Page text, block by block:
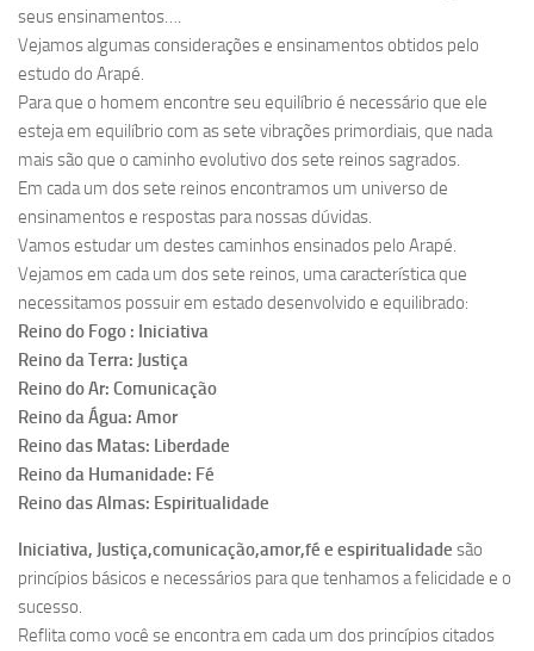
seus ensinamentos….
Vejamos algumas considerações e ensinamentos obtidos pelo
estudo do Arapé.
Para que o homem encontre seu equilíbrio é necessário que ele
esteja em equilíbrio com as sete vibrações primordiais, que nada
mais são que o caminho evolutivo dos sete reinos sagrados.
Em cada um dos sete reinos encontramos um universo de
ensinamentos e respostas para nossas dúvidas.
Vamos estudar um destes caminhos ensinados pelo Arapé.
Vejamos em cada um dos sete reinos, uma característica que
necessitamos possuir em estado desenvolvido e equilibrado:
Reino do Fogo : Iniciativa
Reino da Terra: Justiça
Reino do Ar: Comunicação
Reino da Água: Amor
Reino das Matas: Liberdade
Reino da Humanidade: Fé
Reino das Almas: Espiritualidade
Iniciativa, Justiça,comunicação,amor,fé e espiritualidade são
princípios básicos e necessários para que tenhamos a felicidade e o
sucesso.
Reflita como você se encontra em cada um dos princípios citados